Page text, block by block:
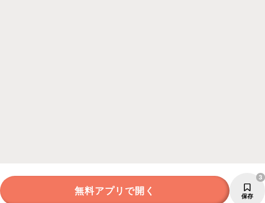
無料アプリで開く 保存
3